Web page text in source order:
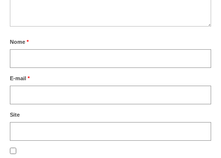
BENEFÍCIOS
Sede social
Colônia de férias
Refeitórios
Nome *
E-mail *
Site